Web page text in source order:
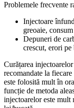
Problemele frecvente
Injectoare
greoaie,
Depuneri de
crescut, erori pe
Curățarea
recomandate la
este folosită mult în
funcție de metoda
injectoarelor este mult